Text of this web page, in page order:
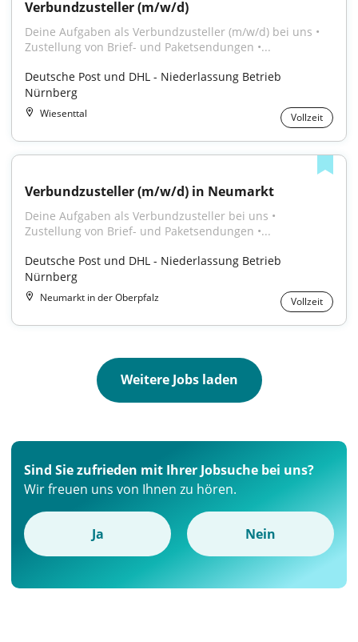
Verbundzusteller (m/w/d)
Deine Aufgaben als Verbundzusteller (m/w/d) bei uns •
Zustellung von Brief- und Paketsendungen •...
Deutsche Post und DHL - Niederlassung Betrieb
Nürnberg
Wiesenttal Vollzeit
Verbundzusteller (m/w/d) in Neumarkt
Deine Aufgaben als Verbundzusteller bei uns •
Zustellung von Brief- und Paketsendungen •...
Deutsche Post und DHL - Niederlassung Betrieb
Nürnberg
Neumarkt in der Oberpfalz Vollzeit
Weitere Jobs laden
Sind Sie zufrieden mit Ihrer Jobsuche bei uns?
Wir freuen uns von Ihnen zu hören.
Ja Nein